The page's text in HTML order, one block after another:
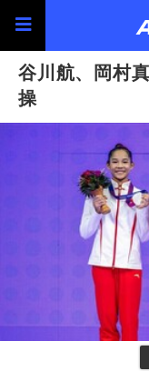
谷川航、岡村
操